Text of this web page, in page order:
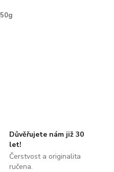
50g
Důvěřujete nám již 30
let!
Čerstvost a originalita
ručena.